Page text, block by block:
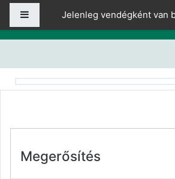
Tovább a fő tartalomhoz
OldalpanelJelenleg vendégként van
Megerősítés